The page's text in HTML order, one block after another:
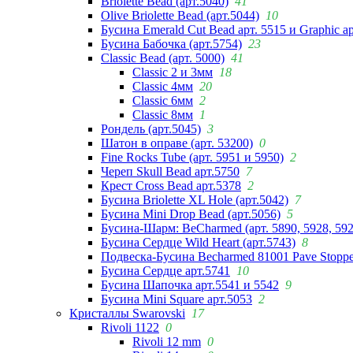
Olive Briolette Bead (арт.5044) 10
Бусина Emerald Cut Bead арт. 5515 и Graphic
Бусина Бабочка (арт.5754) 23
Classic Bead (арт. 5000) 41
Classic 2 и 3мм 18
Classic 4мм 20
Classic 6мм 2
Classic 8мм 1
Рондель (арт.5045) 3
Шатон в оправе (арт. 53200) 0
Fine Rocks Tube (арт. 5951 и 5950) 2
Череп Skull Bead арт.5750 7
Крест Cross Bead арт.5378 2
Бусина Briolette XL Hole (арт.5042) 7
Бусина Mini Drop Bead (арт.5056) 5
Бусина-Шарм: BeCharmed (арт. 5890, 5928,
Бусина Сердце Wild Heart (арт.5743) 8
Подвеска-Бусина Becharmed 81001 Pave
Бусина Сердце арт.5741
10
Бусина Шапочка арт.5541 и 5542 9
Бусина Mini Square арт.5053 2
Кристаллы Swarovski
17
Rivoli 1122 0
Rivoli 12 mm 0